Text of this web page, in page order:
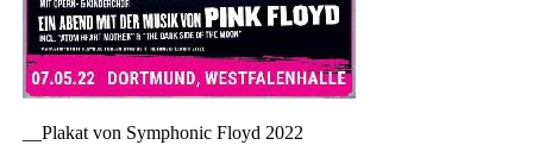
__Plakat von Symphonic Floyd 2022